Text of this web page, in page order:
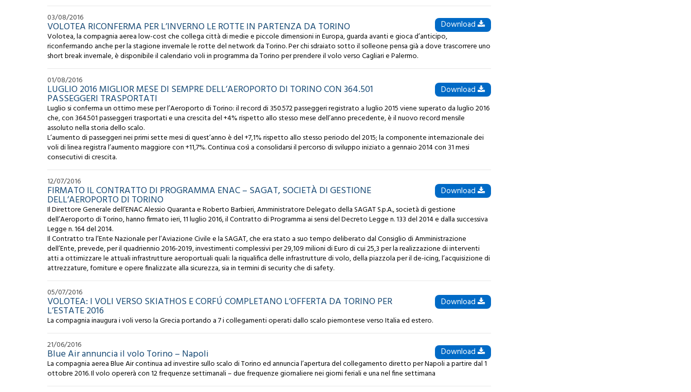
03/08/2016
VOLOTEA RICONFERMA PER L’INVERNO LE ROTTE IN PARTENZA DA TORINO Download
Volotea, la compagnia aerea low-cost che collega città di medie e piccole dimensioni in Europa, guarda avanti e gioca d’anticipo,
riconfermando anche per la stagione invernale le rotte del network da Torino. Per chi sdraiato sotto il solleone pensa già a dove trascorrere uno
short break invernale, è disponibile il calendario voli in programma da Torino per prendere il volo verso Cagliari e Palermo.
01/08/2016
LUGLIO 2016 MIGLIOR MESE DI SEMPRE DELL’AEROPORTO DI TORINO CON 364.501
PASSEGGERI TRASPORTATI
Download
Luglio si conferma un ottimo mese per l’Aeroporto di Torino: il record di 350.572 passeggeri registrato a luglio 2015 viene superato da luglio 2016
che, con 364.501 passeggeri trasportati e una crescita del +4% rispetto allo stesso mese dell’anno precedente, è il nuovo record mensile
assoluto nella storia dello scalo.
L’aumento di passeggeri nei primi sette mesi di quest’anno è del +7,1% rispetto allo stesso periodo del 2015; la componente internazionale dei
voli di linea registra l’aumento maggiore con +11,7%. Continua così a consolidarsi il percorso di sviluppo iniziato a gennaio 2014 con 31 mesi
consecutivi di crescita.
12/07/2016
FIRMATO IL CONTRATTO DI PROGRAMMA ENAC – SAGAT, SOCIETÀ DI GESTIONE
DELL’AEROPORTO DI TORINO
Download
Il Direttore Generale dell’ENAC Alessio Quaranta e Roberto Barbieri, Amministratore Delegato della SAGAT S.p.A., società di gestione
dell’Aeroporto di Torino, hanno firmato ieri, 11 luglio 2016, il Contratto di Programma ai sensi del Decreto Legge n. 133 del 2014 e dalla successiva
Legge n. 164 del 2014.
Il Contratto tra l’Ente Nazionale per l’Aviazione Civile e la SAGAT, che era stato a suo tempo deliberato dal Consiglio di Amministrazione
dell’Ente, prevede, per il quadriennio 2016-2019, investimenti complessivi per 29,109 milioni di Euro di cui 25,3 per la realizzazione di interventi
atti a ottimizzare le attuali infrastrutture aeroportuali quali: la riqualifica delle infrastrutture di volo, della piazzola per il de-icing, l’acquisizione di
attrezzature, forniture e opere finalizzate alla sicurezza, sia in termini di security che di safety.
05/07/2016
VOLOTEA: I VOLI VERSO SKIATHOS E CORFÚ COMPLETANO L’OFFERTA DA TORINO PER
L’ESTATE 2016
Download
La compagnia inaugura i voli verso la Grecia portando a 7 i collegamenti operati dallo scalo piemontese verso Italia ed estero.
21/06/2016
Blue Air annuncia il volo Torino – Napoli Download
La compagnia aerea Blue Air continua ad investire sullo scalo di Torino ed annuncia l’apertura del collegamento diretto per Napoli a partire dal 1
ottobre 2016. Il volo opererà con 12 frequenze settimanali – due frequenze giornaliere nei giorni feriali e una nel fine settimana